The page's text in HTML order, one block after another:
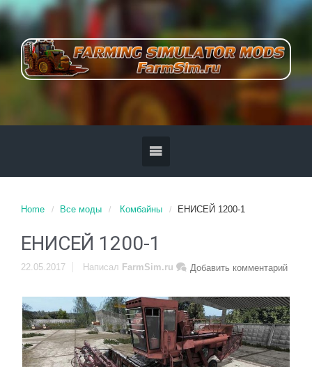
Home Все моды Комбайны ЕНИСЕЙ 1200-1
ЕНИСЕЙ 1200-1
22.05.2017 Добавить комментарий
Написал FarmSim.ru